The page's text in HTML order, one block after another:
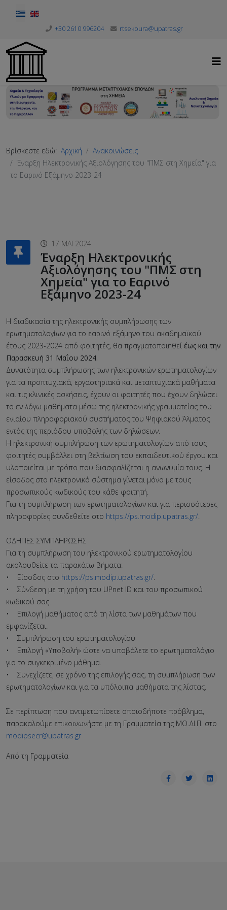
Επιλέξτε τη γλώσσα σας
+30 2610 996204 rtsekoura@upatras.gr
Βρίσκεστε εδώ: Αρχική
Ανακοινώσεις
Έναρξη Ηλεκτρονικής Αξιολόγησης του "ΠΜΣ στη Χημεία" για
το Εαρινό Εξάμηνο 2023-24
17 ΜΆΙ 2024
Έναρξη Ηλεκτρονικής
Αξιολόγησης του "ΠΜΣ στη
Χημεία" για το Εαρινό
Εξάμηνο 2023-24
Η διαδικασία της ηλεκτρονικής συμπλήρωσης των
ερωτηματολογίων για το εαρινό εξάμηνο του ακαδημαϊκού
έτους 2023-2024 από φοιτητές, θα πραγματοποιηθεί έως και την
Παρασκευή 31 Μαΐου 2024.
Δυνατότητα συμπλήρωσης των ηλεκτρονικών ερωτηματολογίων
για τα προπτυχιακά, εργαστηριακά και μεταπτυχιακά μαθήματα
και τις κλινικές ασκήσεις, έχουν οι φοιτητές που έχουν δηλώσει
τα εν λόγω μαθήματα μέσω της ηλεκτρονικής γραμματείας του
ενιαίου πληροφοριακού συστήματος του Ψηφιακού Άλματος
εντός της περιόδου υποβολής των δηλώσεων.
Η ηλεκτρονική συμπλήρωση των ερωτηματολογίων από τους
φοιτητές συμβάλλει στη βελτίωση του εκπαιδευτικού έργου και
υλοποιείται με τρόπο που διασφαλίζεται η ανωνυμία τους. Η
είσοδος στο ηλεκτρονικό σύστημα γίνεται μόνο με τους
προσωπικούς κωδικούς του κάθε φοιτητή.
Για τη συμπλήρωση των ερωτηματολογίων και για περισσότερες
πληροφορίες συνδεθείτε στο https://ps.modip.upatras.gr/.
ΟΔΗΓΙΕΣ ΣΥΜΠΛΗΡΩΣΗΣ
Για τη συμπλήρωση του ηλεκτρονικού ερωτηματολογίου
ακολουθείτε τα παρακάτω βήματα:
• Είσοδος στο https://ps.modip.upatras.gr/.
• Σύνδεση με τη χρήση του UPnet ID και του προσωπικού
κωδικού σας.
• Επιλογή μαθήματος από τη λίστα των μαθημάτων που
εμφανίζεται.
• Συμπλήρωση του ερωτηματολογίου
• Επιλογή «Υποβολή» ώστε να υποβάλετε το ερωτηματολόγιο
για το συγκεκριμένο μάθημα.
• Συνεχίζετε, σε χρόνο της επιλογής σας, τη συμπλήρωση των
ερωτηματολογίων και για τα υπόλοιπα μαθήματα της λίστας.
Σε περίπτωση που αντιμετωπίσετε οποιοδήποτε πρόβλημα,
παρακαλούμε επικοινωνήστε με τη Γραμματεία της ΜΟ.ΔΙ.Π. στο
modipsecr@upatras.gr
Από τη Γραμματεία